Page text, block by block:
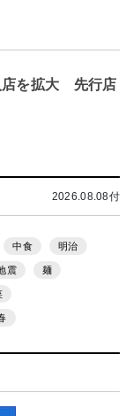
店を拡大 先行店
2026.08.08付
中食 明治
震 麺